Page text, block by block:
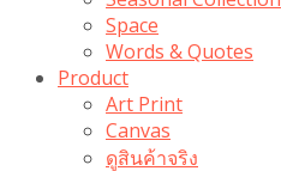
Space
Words & Quotes
Product
Art Print
Canvas
ดูสินค้าจริง